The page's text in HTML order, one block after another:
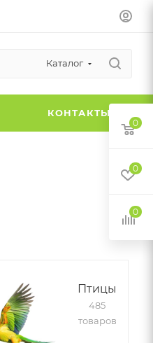
Каталог
КОНТАКТЫ
Птицы
485
товаров
0
0
0